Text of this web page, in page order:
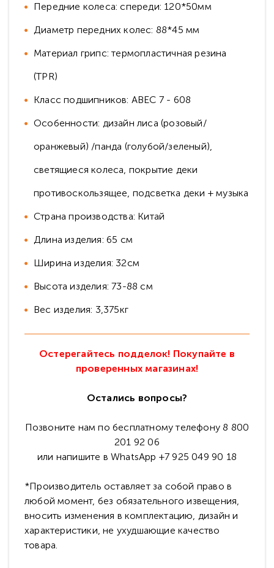
Передние колеса: спереди: 120*50мм
Диаметр передних колес: 88*45 мм
Материал грипс: термопластичная резина
(TPR)
Класс подшипников: ABEC 7 - 608
Особенности: дизайн лиса (розовый/
оранжевый) /панда (голубой/зеленый),
светящиеся колеса, покрытие деки
противоскользящее, подсветка деки + музыка
Страна производства: Китай
Длина изделия: 65 см
Ширина изделия: 32см
Высота изделия: 73-88 см
Вес изделия: 3,375кг
Остерегайтесь подделок! Покупайте в
проверенных магазинах!
Остались вопросы?
Позвоните нам по бесплатному телефону 8 800
201 92 06
или напишите в WhatsApp +7 925 049 90 18
*Производитель оставляет за собой право в
любой момент, без обязательного извещения,
вносить изменения в комплектацию, дизайн и
характеристики, не ухудшающие качество
товара.